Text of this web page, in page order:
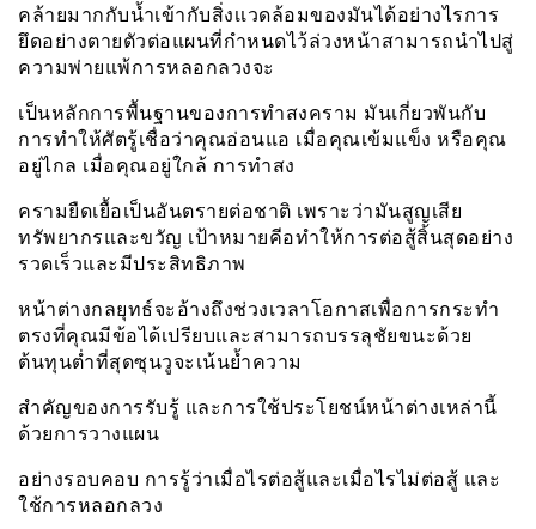
คล้ายมากกับน้ำเข้ากับสิ่งเเวดล้อมของมันได้อย่างไรการ
ยึดอย่างตายตัวต่อแผนที่กำหนดไว้ล่วงหน้าสามารถนำไปสู่
ความพ่ายแพ้การหลอกลวงจะ
เป็นหลักการพื้นฐานของการทำสงคราม มันเกี่ยวพันกับ
การทำให้ศัตรู้เชื่อว่าคุณอ่อนแอ เมื่อคุณเข้มแข็ง หรือคุณ
อยู่ไกล เมื่อคุณอยู่ใกล้ การทำสง
ครามยืดเยื้อเป็นอันตรายต่อชาติ เพราะว่ามันสูญเสีย
ทรัพยากรและขวัญ เป้าหมายคีอทำให้การต่อสู้สิ้นสุดอย่าง
รวดเร็วและมีประสิทธิภาพ
หน้าต่างกลยุทธ์จะอ้างถึงช่วงเวลาโอกาสเพื่อการกระทำ
ตรงที่คุณมีข้อได้เปรียบและสามารถบรรลุชัยขนะด้วย
ต้นทุนต่ำที่สุดซุนวูจะเน้นย้ำความ
สำคัญของการรับรู้ และการใช้ประโยชน์หน้าต่างเหล่านี้
ด้วยการวางแผน
อย่างรอบคอบ การรู้ว่าเมื่อไรต่อสู้และเมื่อไรไม่ต่อสู้ และ
ใช้การหลอกลวง